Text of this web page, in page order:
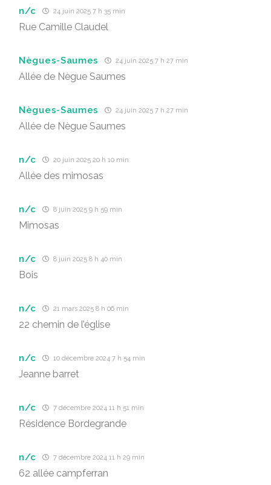
n/c 24 juin 2025 7 h 35 min
Rue Camille Claudel
Nègues-Saumes 24 juin 2025 7 h 27 min
Allée de Nègue Saumes
Nègues-Saumes 24 juin 2025 7 h 27 min
Allée de Nègue Saumes
n/c 20 juin 2025 20 h 10 min
Allée des mimosas
n/c 8 juin 2025 9 h 59 min
Mimosas
n/c 8 juin 2025 8 h 40 min
Bois
n/c 21 mars 2025 8 h 06 min
22 chemin de l’église
n/c 10 décembre 2024 7 h 54 min
Jeanne barret
n/c 7 décembre 2024 11 h 51 min
Résidence Bordegrande
n/c 7 décembre 2024 11 h 29 min
62 allée campferran